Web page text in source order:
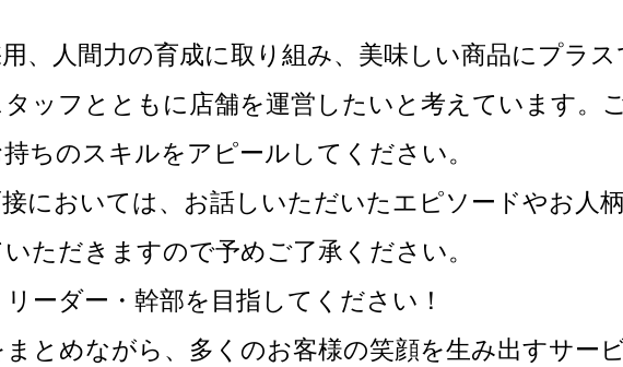
、人間力の育成に取り組み、美味しい商品にプラス
ッフとともに店舗を運営したいと考えています。
ちのスキルをアピールしてください。
においては、お話しいただいたエピソードやお人
ただきますので予めご了承ください。
ーダー・幹部を目指してください！
とめながら、多くのお客様の笑顔を生み出すサー